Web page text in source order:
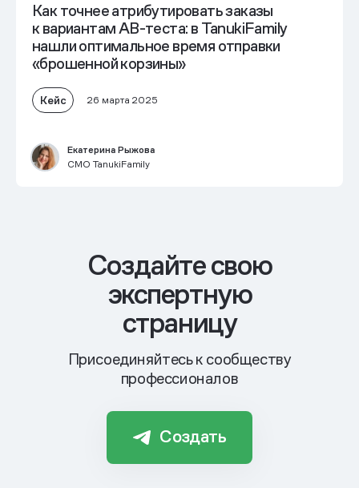
Как точнее атрибутировать заказы
к вариантам AB-теста: в TanukiFamily
нашли оптимальное время отправки
«брошенной корзины»
Кейс 26 марта 2025
Екатерина Рыжова
CMO TanukiFamily
Cоздайте свою
экспертную
страницу
Присоединяйтесь к сообществу
профессионалов
Создать